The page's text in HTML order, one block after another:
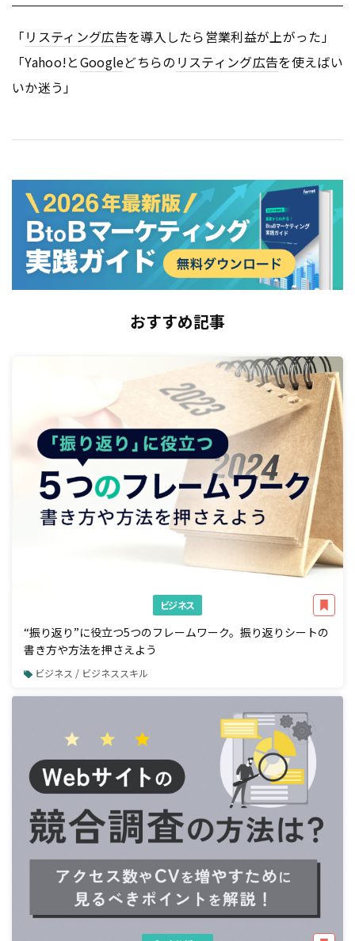
「リスティング広告を導入したら営業利益が上がった」
「Yahoo!とGoogleどちらの リスティング広告を使えばい
いか迷う」
おすすめ記事
ビジネス
“振り返り”に役立つ5つのフレームワーク。振り返りシートの
書き方や方法を押さえよう
ビジネス / ビジネススキル